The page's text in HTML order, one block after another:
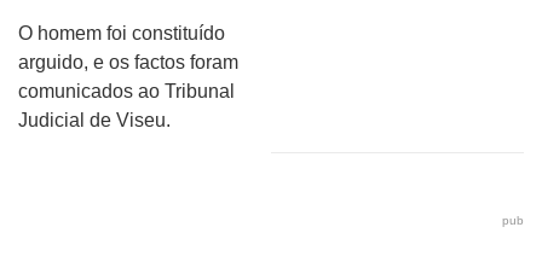
O homem foi constituído
arguido, e os factos foram
comunicados ao Tribunal
Judicial de Viseu.
pub